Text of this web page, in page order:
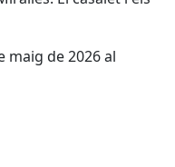
maig de 2026 al